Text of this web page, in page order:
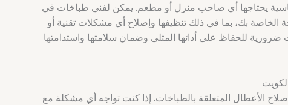
يحتاجها أي صاحب منزل أو مطعم. يمكن لفني طباخات في
الخاصة بك، بما في ذلك تنظيفها وإصلاح أي مشكلات تقنية أو
ضرورية للحفاظ على أدائها المثلى وضمان سلامتها واستدامتها
الأعطال المتعلقة بالطباخات. إذا كنت تواجه أي مشكلة مع